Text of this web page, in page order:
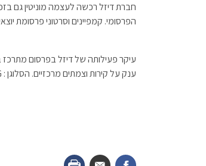
חברת דיזל רכשה לעצמה מוניטין גם
הפרסומי. קמפיינים וסרטוני פרסומת יוצאי דופן שהפיקה
עיקר פעילותה של דיזל בפרסום מתרכז
ענק על קירות וצמתים מרכזיים. הסלוגן : DIESEL: FOR SUCCESSFUL LIVING מלווה את דיזל משנות ה-90 המוקדמות ועד היום.